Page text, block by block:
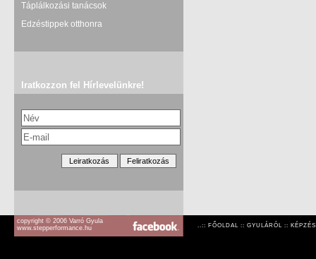
Táplálkozási tanácsok
Edzéstippek otthonra
Iratkozzon fel Hírlevelünkre!
copyright © 2006 Varró Gyula
www.stepperformance.hu
..:: FŐOLDAL :: GYULÁRÓL ::